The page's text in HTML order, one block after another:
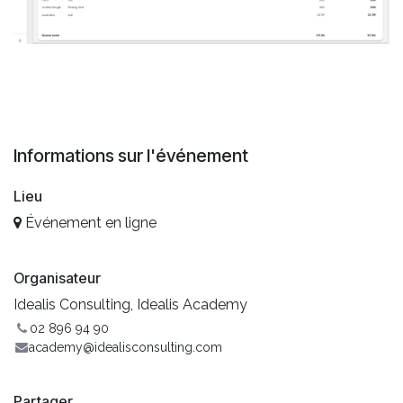
Informations sur l'événement
Lieu
Événement en ligne
Organisateur
Idealis Consulting, Idealis Academy
02 896 94 90
academy@idealisconsulting.com